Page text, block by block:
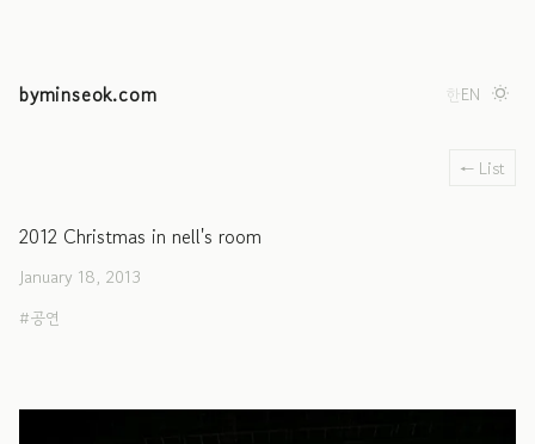
byminseok.com 한EN
← List
2012 Christmas in nell's room
January 18, 2013
공연